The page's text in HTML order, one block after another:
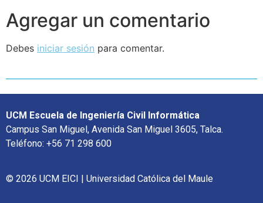
Agregar un comentario
Debes iniciar sesión para comentar.
UCM Escuela de Ingeniería Civil Informática
Campus San Miguel, Avenida San Miguel 3605, Talca.
Teléfono: +56 71 298 600
© 2026 UCM EICI | Universidad Católica del Maule